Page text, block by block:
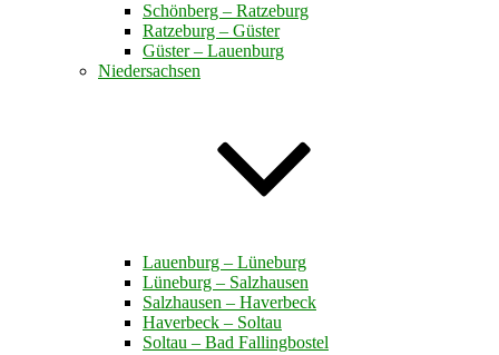
Schönberg – Ratzeburg
Ratzeburg – Güster
Güster – Lauenburg
Niedersachsen
Lauenburg – Lüneburg
Lüneburg – Salzhausen
Salzhausen – Haverbeck
Haverbeck – Soltau
Soltau – Bad Fallingbostel